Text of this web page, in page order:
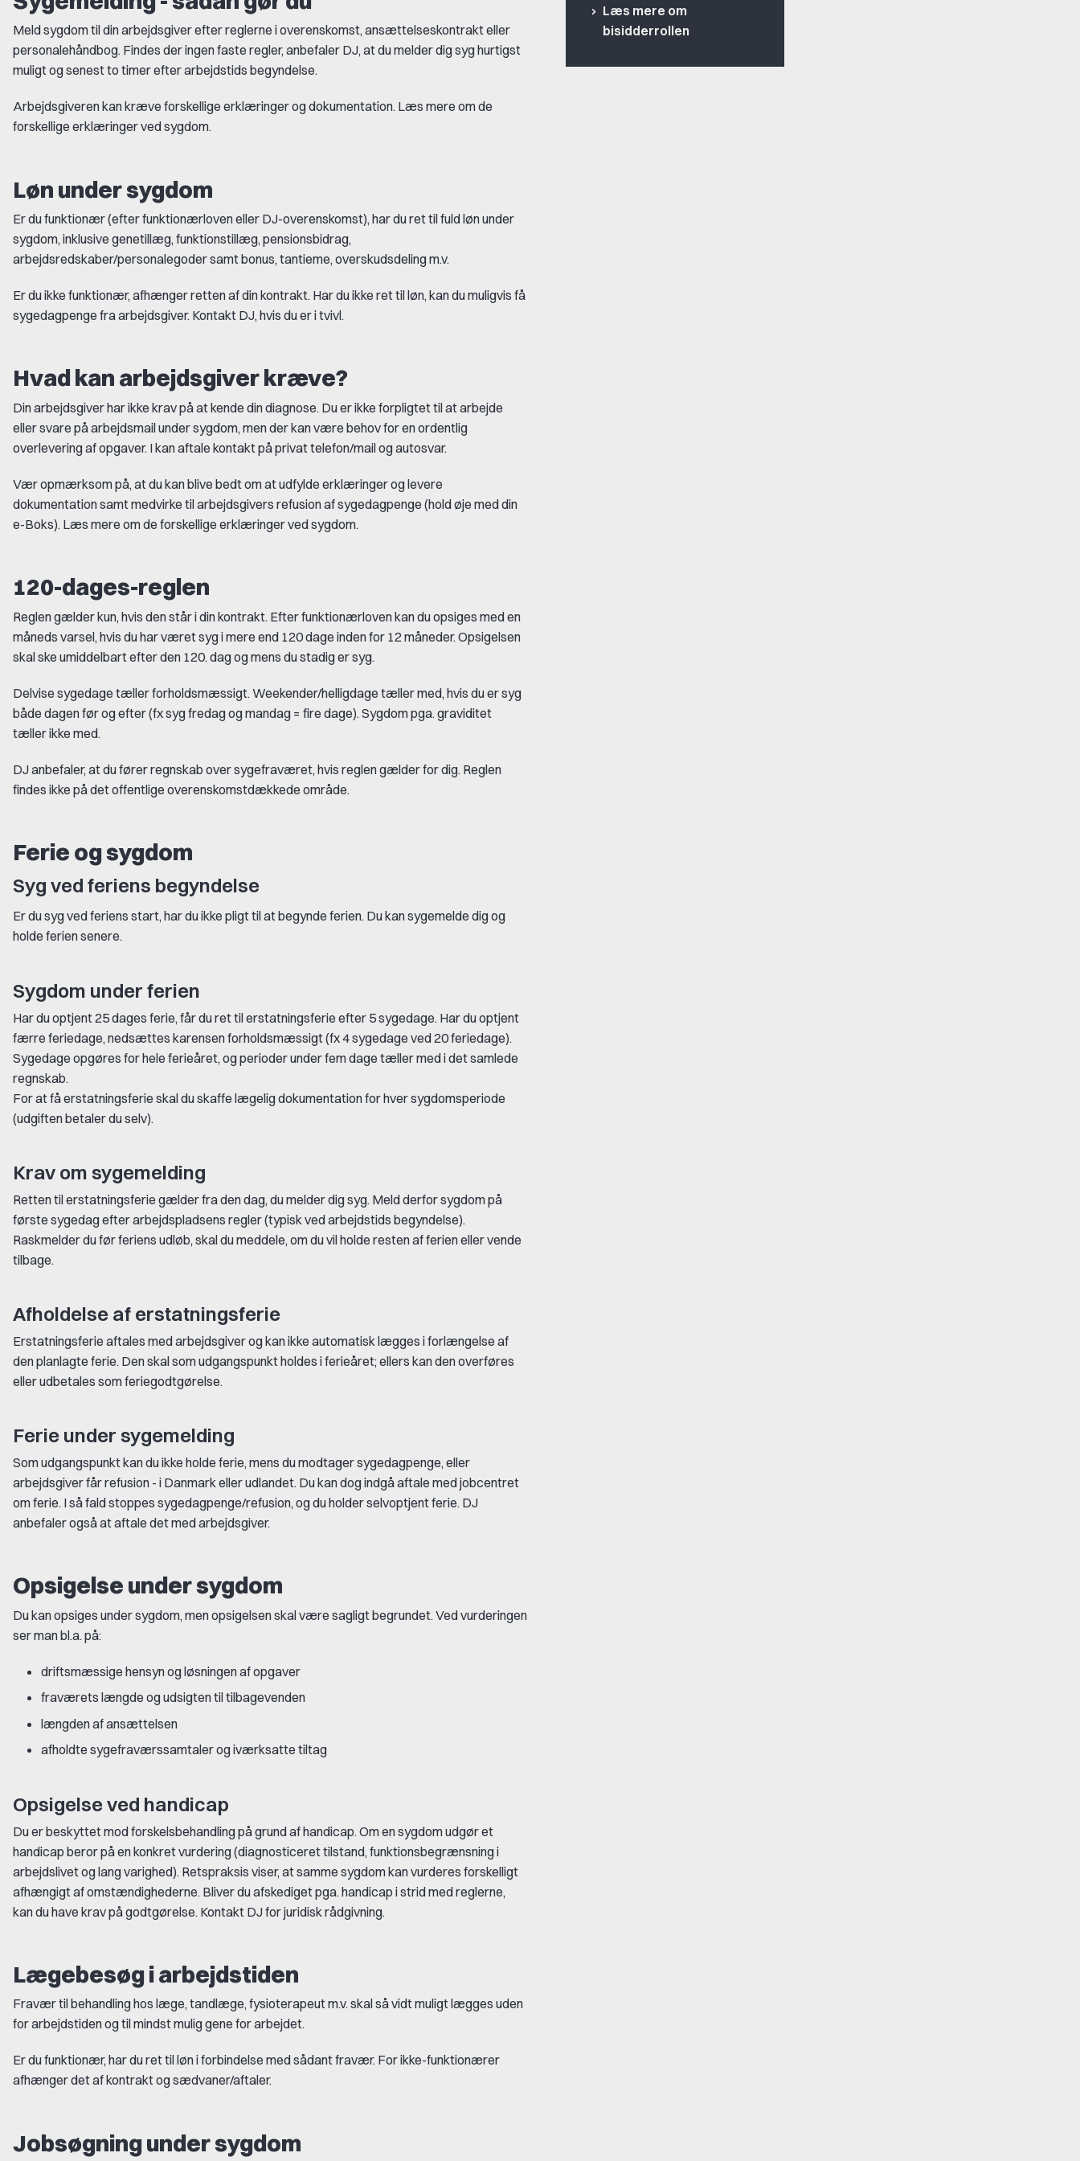
Meld sygdom til din arbejdsgiver efter reglerne i overenskomst, ansættelseskontrakt eller
personalehåndbog. Findes der ingen faste regler, anbefaler DJ, at du melder dig syg hurtigst
muligt og senest to timer efter arbejdstids begyndelse.
Arbejdsgiveren kan kræve forskellige erklæringer og dokumentation. Læs mere om de
forskellige erklæringer ved sygdom.
Løn under sygdom
Er du funktionær (efter funktionærloven eller DJ-overenskomst), har du ret til fuld løn under
sygdom, inklusive genetillæg, funktionstillæg, pensionsbidrag,
arbejdsredskaber/personalegoder samt bonus, tantieme, overskudsdeling m.v.
Er du ikke funktionær, afhænger retten af din kontrakt. Har du ikke ret til løn, kan du muligvis få
sygedagpenge fra arbejdsgiver. Kontakt DJ, hvis du er i tvivl.
Hvad kan arbejdsgiver kræve?
Din arbejdsgiver har ikke krav på at kende din diagnose. Du er ikke forpligtet til at arbejde
eller svare på arbejdsmail under sygdom, men der kan være behov for en ordentlig
overlevering af opgaver. I kan aftale kontakt på privat telefon/mail og autosvar.
Vær opmærksom på, at du kan blive bedt om at udfylde erklæringer og levere
dokumentation samt medvirke til arbejdsgivers refusion af sygedagpenge (hold øje med din
e-Boks). Læs mere om de forskellige erklæringer ved sygdom.
120-dages-reglen
Reglen gælder kun, hvis den står i din kontrakt. Efter funktionærloven kan du opsiges med en
måneds varsel, hvis du har været syg i mere end 120 dage inden for 12 måneder. Opsigelsen
skal ske umiddelbart efter den 120. dag og mens du stadig er syg.
Delvise sygedage tæller forholdsmæssigt. Weekender/helligdage tæller med, hvis du er syg
både dagen før og efter (fx syg fredag og mandag = fire dage). Sygdom pga. graviditet
tæller ikke med.
DJ anbefaler, at du fører regnskab over sygefraværet, hvis reglen gælder for dig. Reglen
findes ikke på det offentlige overenskomstdækkede område.
Ferie og sygdom
Syg ved feriens begyndelse
Er du syg ved feriens start, har du ikke pligt til at begynde ferien. Du kan sygemelde dig og
holde ferien senere.
Sygdom under ferien
Har du optjent 25 dages ferie, får du ret til erstatningsferie efter 5 sygedage. Har du optjent
færre feriedage, nedsættes karensen forholdsmæssigt (fx 4 sygedage ved 20 feriedage).
Sygedage opgøres for hele ferieåret, og perioder under fem dage tæller med i det samlede
regnskab.
For at få erstatningsferie skal du skaffe lægelig dokumentation for hver sygdomsperiode
(udgiften betaler du selv).
Krav om sygemelding
Retten til erstatningsferie gælder fra den dag, du melder dig syg. Meld derfor sygdom på
første sygedag efter arbejdspladsens regler (typisk ved arbejdstids begyndelse).
Raskmelder du før feriens udløb, skal du meddele, om du vil holde resten af ferien eller vende
tilbage.
Afholdelse af erstatningsferie
Erstatningsferie aftales med arbejdsgiver og kan ikke automatisk lægges i forlængelse af
den planlagte ferie. Den skal som udgangspunkt holdes i ferieåret; ellers kan den overføres
eller udbetales som feriegodtgørelse.
Ferie under sygemelding
Som udgangspunkt kan du ikke holde ferie, mens du modtager sygedagpenge, eller
arbejdsgiver får refusion - i Danmark eller udlandet. Du kan dog indgå aftale med jobcentret
om ferie. I så fald stoppes sygedagpenge/refusion, og du holder selvoptjent ferie. DJ
anbefaler også at aftale det med arbejdsgiver.
Opsigelse under sygdom
Du kan opsiges under sygdom, men opsigelsen skal være sagligt begrundet. Ved vurderingen
ser man bl.a. på:
driftsmæssige hensyn og løsningen af opgaver
fraværets længde og udsigten til tilbagevenden
længden af ansættelsen
afholdte sygefraværssamtaler og iværksatte tiltag
Opsigelse ved handicap
Du er beskyttet mod forskelsbehandling på grund af handicap. Om en sygdom udgør et
handicap beror på en konkret vurdering (diagnosticeret tilstand, funktionsbegrænsning i
arbejdslivet og lang varighed). Retspraksis viser, at samme sygdom kan vurderes forskelligt
afhængigt af omstændighederne. Bliver du afskediget pga. handicap i strid med reglerne,
kan du have krav på godtgørelse. Kontakt DJ for juridisk rådgivning.
Lægebesøg i arbejdstiden
Fravær til behandling hos læge, tandlæge, fysioterapeut m.v. skal så vidt muligt lægges uden
for arbejdstiden og til mindst mulig gene for arbejdet.
Er du funktionær, har du ret til løn i forbindelse med sådant fravær. For ikke-funktionærer
afhænger det af kontrakt og sædvaner/aftaler.
Jobsøgning under sygdom
Læs mere om
bisidderrollen